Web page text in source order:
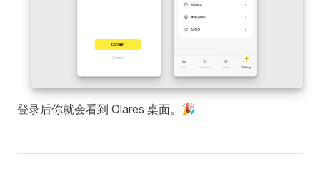
登录后你就会看到 Olares 桌面。🎉